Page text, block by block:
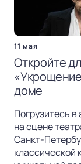
11 мая
Откройте
доме
Погрузитесь
на сцене
Санкт-
классической